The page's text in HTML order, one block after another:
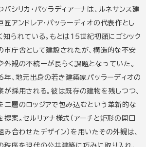
バシリカ・パッラディアーナは、ルネサンス建
匠アンドレア・パッラーディオの代表作とし
知られている。もとは15世紀初頭にゴシック
市庁舎として建設されたが、構造的な不安
外観の不統一が長らく課題となっていた。
、地元出身の若き建築家パッラーディオの
が採用される。彼は既存の建物を残しつつ、
二層のロッジアで包み込むという革新的な
提案。セルリアナ様式（アーチと矩形の開口
み合わせたデザイン）を用いたその外観は、
秩序を現代の公共建築に巧みに取り入れ、